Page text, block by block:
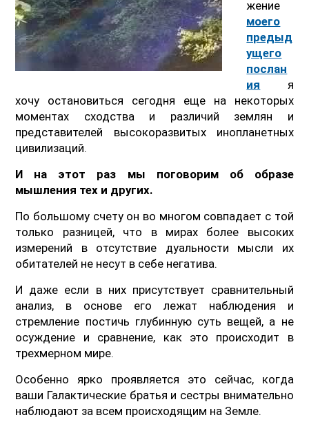
жение
моего
предыд
ущего
послан
ия я
хочу остановиться сегодня еще на некоторых
моментах сходства и различий землян и
представителей высокоразвитых инопланетных
цивилизаций.
И на этот раз мы поговорим об образе
мышления тех и других.
По большому счету он во многом совпадает с той
только разницей, что в мирах более высоких
измерений в отсутствие дуальности мысли их
обитателей не несут в себе негатива.
И даже если в них присутствует сравнительный
анализ, в основе его лежат наблюдения и
стремление постичь глубинную суть вещей, а не
осуждение и сравнение, как это происходит в
трехмерном мире.
Особенно ярко проявляется это сейчас, когда
ваши Галактические братья и сестры внимательно
наблюдают за всем происходящим на Земле.